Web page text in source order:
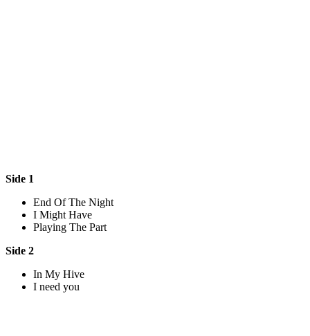
Side 1
End Of The Night
I Might Have
Playing The Part
Side 2
In My Hive
I need you